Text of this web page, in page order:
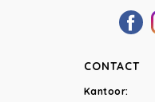
CONTACT
Kantoor: